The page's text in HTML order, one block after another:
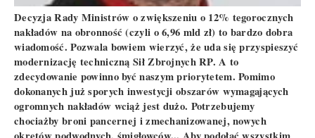
Decyzja Rady Ministrów o zwiększeniu o 12% tegorocznych
nakładów na obronność (czyli o 6,96 mld zł) to bardzo dobra
wiadomość. Pozwala bowiem wierzyć, że uda się przyspieszyć
modernizację techniczną Sił Zbrojnych RP. A to
zdecydowanie powinno być naszym priorytetem. Pomimo
dokonanych już sporych inwestycji obszarów wymagających
ogromnych nakładów wciąż jest dużo. Potrzebujemy
chociażby broni pancernej i zmechanizowanej, nowych